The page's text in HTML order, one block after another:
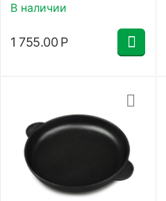
В наличии
1 755.00 Р